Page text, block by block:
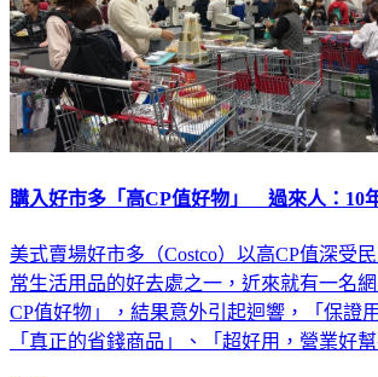
購入好市多「高CP值好物」 過來人：10
美式賣場好市多（Costco）以高CP值深受
常生活用品的好去處之一，近來就有一名
CP值好物」，結果意外引起迴響，「保證
「真正的省錢商品」、「超好用，營業好幫